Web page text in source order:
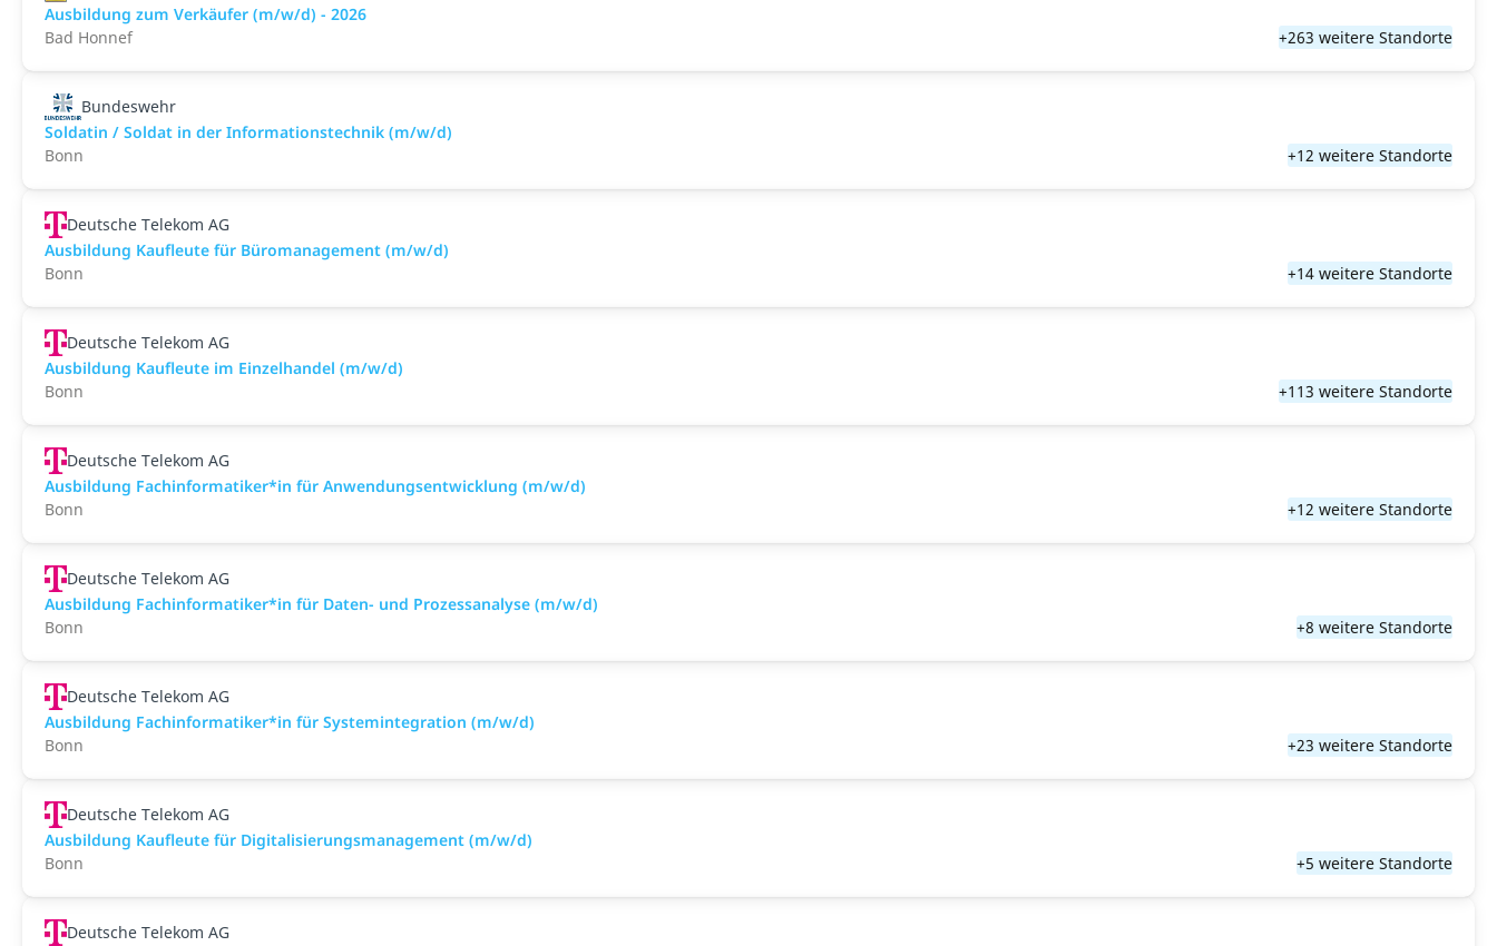
Ausbildung zum Verkäufer (m/w/d) - 2026
Bad Honnef
+263 weitere Standorte
Bundeswehr
Soldatin / Soldat in der Infor­mations­technik (m/w/d)
Bonn
+12 weitere Standorte
Deutsche Telekom AG
Ausbildung Kaufleute für Büromanagement (m/w/d)
Bonn
+14 weitere Standorte
Deutsche Telekom AG
Ausbildung Kaufleute im Einzelhandel (m/w/d)
Bonn
+113 weitere Standorte
Deutsche Telekom AG
Ausbildung Fachinformatiker*in für Anwendungsentwicklung (m/w/d)
Bonn
+12 weitere Standorte
Deutsche Telekom AG
Ausbildung Fachinformatiker*in für Daten- und Prozessanalyse (m/w/d)
Bonn
+8 weitere Standorte
Deutsche Telekom AG
Ausbildung Fachinformatiker*in für Systemintegration (m/w/d)
Bonn
+23 weitere Standorte
Deutsche Telekom AG
Ausbildung Kaufleute für Digitalisierungsmanagement (m/w/d)
Bonn
+5 weitere Standorte
Deutsche Telekom AG